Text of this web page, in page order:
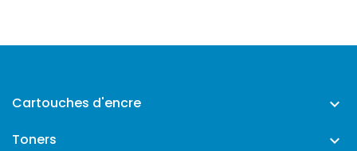
Cartouches d'encre 
Toners 